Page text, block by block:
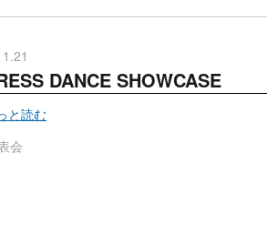
DANCE SHOWCASE
と読む
会